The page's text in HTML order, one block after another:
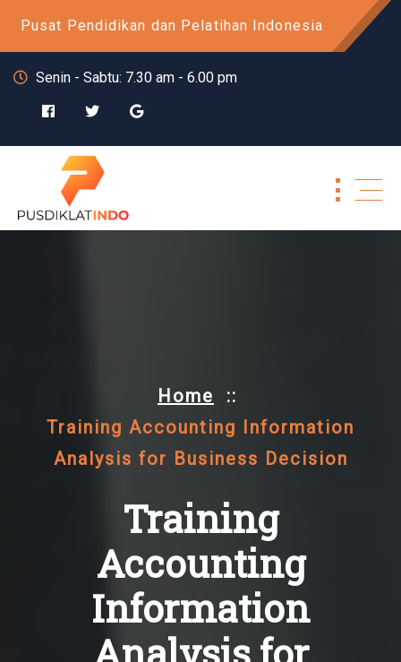
Pusat Pendidikan dan Pelatihan Indonesia
Senin - Sabtu: 7.30 am - 6.00 pm
Home ::
Training Accounting Information
Analysis for Business Decision
Training
Accounting
Information